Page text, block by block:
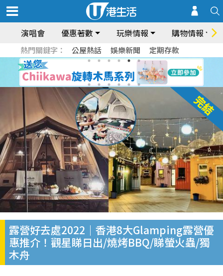
演唱會 優惠著數 玩樂情報 購物情報
熱門關鍵字： 公屋熱話 娛樂新聞 定期存款
露營好去處2022｜香港8大Glamping露營優
惠推介！觀星睇日出/燒烤BBQ/睇螢火蟲/獨
木舟